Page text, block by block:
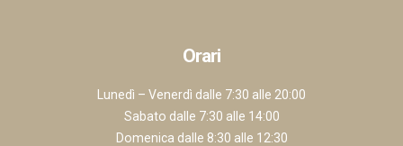
Orari
Lunedì – Venerdì dalle 7:30 alle 20:00
Sabato dalle 7:30 alle 14:00
Domenica dalle 8:30 alle 12:30